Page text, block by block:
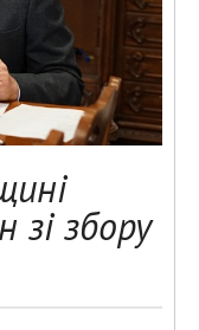
зі збору